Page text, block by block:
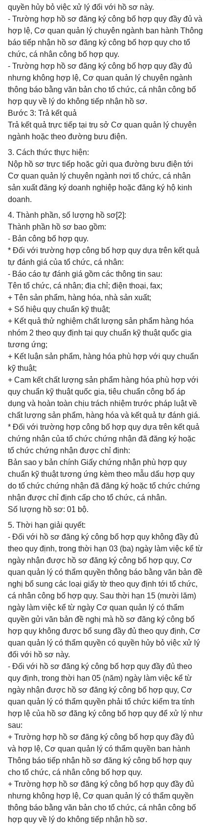
quyền hủy bỏ việc xử lý đối với hồ sơ này.
- Trường hợp hồ sơ đăng ký công bố hợp quy đầy đủ và
hợp lệ, Cơ quan quản lý chuyên ngành ban hành Thông
báo tiếp nhận hồ sơ đăng ký công bố hợp quy cho tổ
chức, cá nhân công bố hợp quy.
- Trường hợp hồ sơ đăng ký công bố hợp quy đầy đủ
nhưng không hợp lệ, Cơ quan quản lý chuyên ngành
thông báo bằng văn bản cho tổ chức, cá nhân công bố
hợp quy về lý do không tiếp nhận hồ sơ.
Bước 3: Trả kết quả
Trả kết quả trực tiếp tại trụ sở Cơ quan quản lý chuyên
ngành hoặc theo đường bưu điện.
3. Cách thức thực hiện:
Nộp hồ sơ trực tiếp hoặc gửi qua đường bưu điện tới
Cơ quan quản lý chuyên ngành nơi tổ chức, cá nhân
sản xuất đăng ký doanh nghiệp hoặc đăng ký hộ kinh
doanh.
4. Thành phần, số lượng hồ sơ[2]:
Thành phần hồ sơ bao gồm:
- Bản công bố hợp quy.
* Đối với trường hợp công bố hợp quy dựa trên kết quả
tự đánh giá của tổ chức, cá nhân:
- Báo cáo tự đánh giá gồm các thông tin sau:
Tên tổ chức, cá nhân; địa chỉ; điện thoại, fax;
+ Tên sản phẩm, hàng hóa, nhà sản xuất;
+ Số hiệu quy chuẩn kỹ thuật;
+ Kết quả thử nghiệm chất lượng sản phẩm hàng hóa
nhóm 2 theo quy định tại quy chuẩn kỹ thuật quốc gia
tương ứng;
+ Kết luận sản phẩm, hàng hóa phù hợp với quy chuẩn
kỹ thuật;
+ Cam kết chất lượng sản phẩm hàng hóa phù hợp với
quy chuẩn kỹ thuật quốc gia, tiêu chuẩn công bố áp
dụng và hoàn toàn chịu trách nhiệm trước pháp luật về
chất lượng sản phẩm, hàng hóa và kết quả tự đánh giá.
* Đối với trường hợp công bố hợp quy dựa trên kết quả
chứng nhận của tổ chức chứng nhận đã đăng ký hoặc
tổ chức chứng nhận được chỉ định:
Bản sao y bản chính Giấy chứng nhận phù hợp quy
chuẩn kỹ thuật tương ứng kèm theo mẫu dấu hợp quy
do tổ chức chứng nhận đã đăng ký hoặc tổ chức chứng
nhận được chỉ định cấp cho tổ chức, cá nhân.
Số lượng hồ sơ: 01 bộ.
5. Thời hạn giải quyết:
- Đối với hồ sơ đăng ký công bố hợp quy không đầy đủ
theo quy định, trong thời hạn 03 (ba) ngày làm việc kể từ
ngày nhận được hồ sơ đăng ký công bố hợp quy, Cơ
quan quản lý có thẩm quyền thông báo bằng văn bản đề
nghị bổ sung các loại giấy tờ theo quy định tới tổ chức,
cá nhân công bố hợp quy. Sau thời hạn 15 (mười lăm)
ngày làm việc kể từ ngày Cơ quan quản lý có thẩm
quyền gửi văn bản đề nghị mà hồ sơ đăng ký công bố
hợp quy không được bổ sung đầy đủ theo quy định, Cơ
quan quản lý có thẩm quyền có quyền hủy bỏ việc xử lý
đối với hồ sơ này.
- Đối với hồ sơ đăng ký công bố hợp quy đầy đủ theo
quy định, trong thời hạn 05 (năm) ngày làm việc kể từ
ngày nhận được hồ sơ đăng ký công bố hợp quy, Cơ
quan quản lý có thẩm quyền phải tổ chức kiểm tra tính
hợp lệ của hồ sơ đăng ký công bố hợp quy để xử lý như
sau:
+ Trường hợp hồ sơ đăng ký công bố hợp quy đầy đủ
và hợp lệ, Cơ quan quản lý có thẩm quyền ban hành
Thông báo tiếp nhận hồ sơ đăng ký công bố hợp quy
cho tổ chức, cá nhân công bố hợp quy.
+ Trường hợp hồ sơ đăng ký công bố hợp quy đầy đủ
nhưng không hợp lệ, Cơ quan quản lý có thẩm quyền
thông báo bằng văn bản cho tổ chức, cá nhân công bố
hợp quy về lý do không tiếp nhận hồ sơ.